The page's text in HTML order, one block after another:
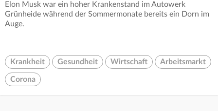
Elon Musk war ein hoher Krankenstand im Autowerk
Grünheide während der Sommermonate bereits ein Dorn im
Auge.
Krankheit Gesundheit Wirtschaft Arbeitsmarkt
Corona